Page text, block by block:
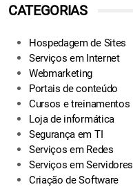
CATEGORIAS
Hospedagem de Sites
Serviços em Internet
Webmarketing
Portais de conteúdo
Cursos e treinamentos
Loja de informática
Segurança em TI
Serviços em Redes
Serviços em Servidores
Criação de Software